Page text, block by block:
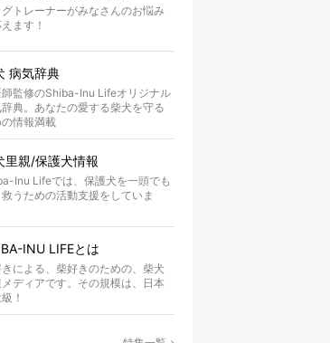
グトレーナーがみなさんのお悩み
ます！
病気辞典
監修のShiba-Inu Lifeオリジナル
典。あなたの愛する柴犬を守る
の情報満載
里親/保護犬情報
Inu Lifeでは、保護犬を一頭でも
うための活動支援をしていま
INU LIFEとは
による、柴好きのための、柴犬
ディアです。その規模は、日本
！